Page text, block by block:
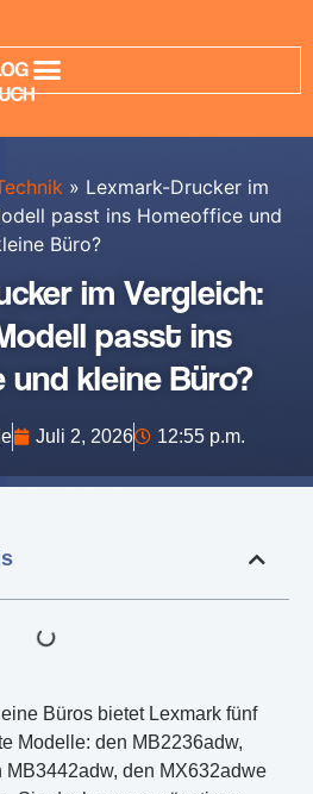
» Lexmark-Drucker im
passt ins Homeoffice und
Büro?
im Vergleich:
passt ins
kleine Büro?
Juli 2, 2026 12:55 p.m.
Büros bietet Lexmark fünf
Modelle: den MB2236adw,
den MX632adwe